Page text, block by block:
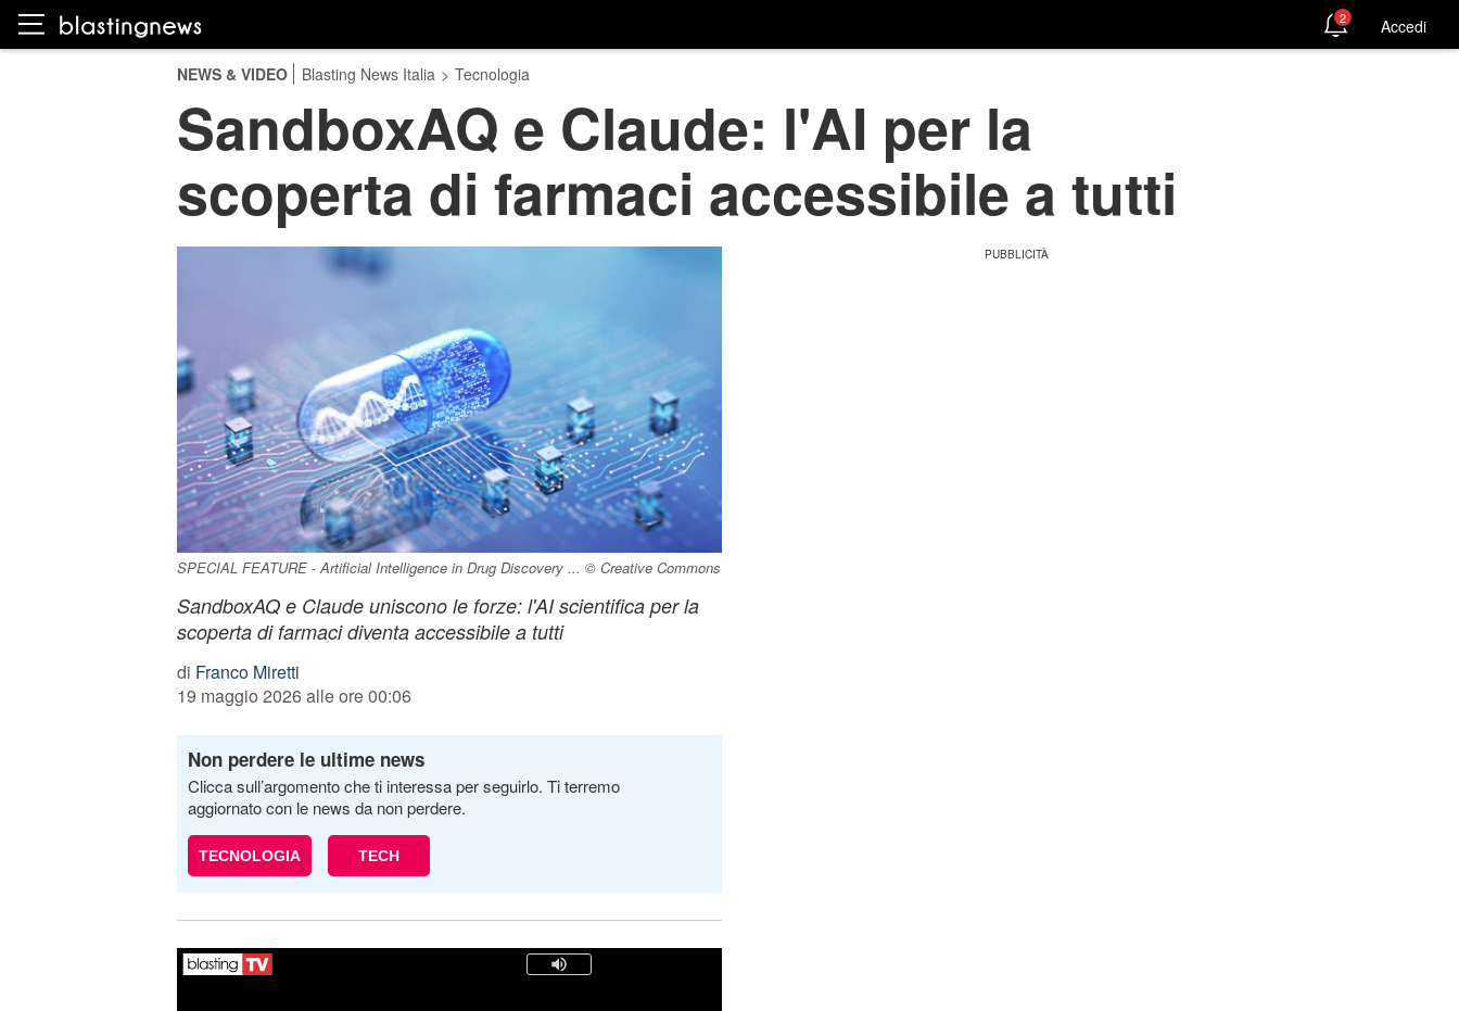
2 Accedi
NEWS & VIDEO Blasting News Italia > Tecnologia
SandboxAQ e Claude: l'AI per la
scoperta di farmaci accessibile a tutti
SPECIAL FEATURE - Artificial Intelligence in Drug Discovery ... © Creative Commons
SandboxAQ e Claude uniscono le forze: l'AI scientifica per la
scoperta di farmaci diventa accessibile a tutti
di Franco Miretti
19 maggio 2026 alle ore 00:06
Non perdere le ultime news
Clicca sull’argomento che ti interessa per seguirlo. Ti terremo
aggiornato con le news da non perdere.
TECNOLOGIA TECH